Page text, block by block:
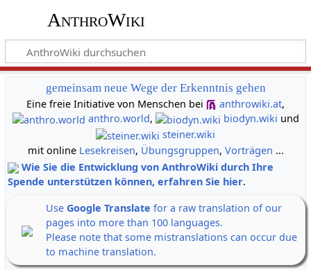
AnthroWiki
gemeinsam neue Wege der Erkenntnis gehen
Eine freie Initiative von Menschen bei
anthrowiki.at,
anthro.world, biodyn.wiki und
steiner.wiki
mit online Lesekreisen, Übungsgruppen, Vorträgen ...
Wie Sie die Entwicklung von AnthroWiki durch Ihre
Spende unterstützen können, erfahren Sie hier.
Use Google Translate for a raw translation of our
pages into more than 100 languages.
Please note that some mistranslations can occur due
to machine translation.